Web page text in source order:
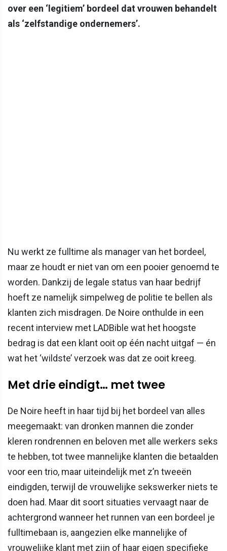
over een ‘legitiem’ bordeel dat vrouwen behandelt
als ‘zelfstandige ondernemers’.
Nu werkt ze fulltime als manager van het bordeel,
maar ze houdt er niet van om een pooier genoemd te
worden. Dankzij de legale status van haar bedrijf
hoeft ze namelijk simpelweg de politie te bellen als
klanten zich misdragen. De Noire onthulde in een
recent interview met LADBible wat het hoogste
bedrag is dat een klant ooit op één nacht uitgaf — én
wat het ‘wildste’ verzoek was dat ze ooit kreeg.
Met drie eindigt… met twee
De Noire heeft in haar tijd bij het bordeel van alles
meegemaakt: van dronken mannen die zonder
kleren rondrennen en beloven met alle werkers seks
te hebben, tot twee mannelijke klanten die betaalden
voor een trio, maar uiteindelijk met z’n tweeën
eindigden, terwijl de vrouwelijke sekswerker niets te
doen had. Maar dit soort situaties vervaagt naar de
achtergrond wanneer het runnen van een bordeel je
fulltimebaan is, aangezien elke mannelijke of
vrouwelijke klant met zijn of haar eigen specifieke